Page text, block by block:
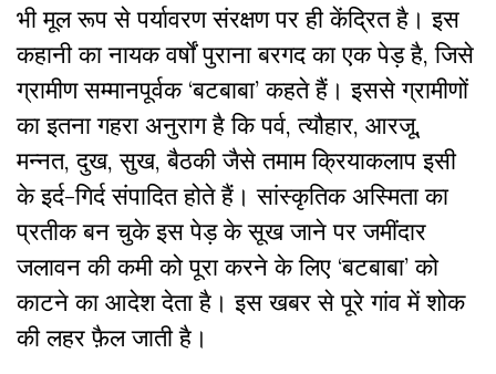
भी मूल रूप से पर्यावरण संरक्षण पर ही केंद्रित है। इस
कहानी का नायक वर्षों पुराना बरगद का एक पेड़ है, जिसे
ग्रामीण सम्मानपूर्वक ‘बटबाबा’ कहते हैं। इससे ग्रामीणों
का इतना गहरा अनुराग है कि पर्व, त्यौहार, आरजू,
मन्नत, दुख, सुख, बैठकी जैसे तमाम क्रियाकलाप इसी
के इर्द-गिर्द संपादित होते हैं।सांस्कृतिक अस्मिता का
प्रतीक बन चुके इस पेड़ के सूख जाने पर जमींदार
जलावन की कमी को पूरा करने के लिए ‘बटबाबा’ को
काटने का आदेश देता है। इस खबर से पूरे गांव में शोक
की लहर फ़ैल जाती है।